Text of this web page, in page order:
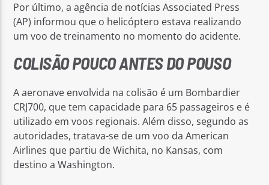
Por último, a agência de notícias Associated Press
(AP) informou que o helicóptero estava realizando
um voo de treinamento no momento do acidente.
COLISÃO POUCO ANTES DO POUSO
A aeronave envolvida na colisão é um Bombardier
CRJ700, que tem capacidade para 65 passageiros e é
utilizado em voos regionais. Além disso, segundo as
autoridades, tratava-se de um voo da American
Airlines que partiu de Wichita, no Kansas, com
destino a Washington.